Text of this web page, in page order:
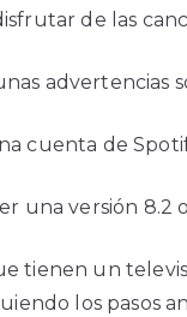
de las
advertencias
cuenta de
una versión 8.2
tienen un
los pasos